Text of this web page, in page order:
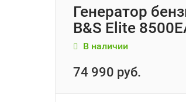
Генератор
B&S Elite
В наличии
74 990 руб.